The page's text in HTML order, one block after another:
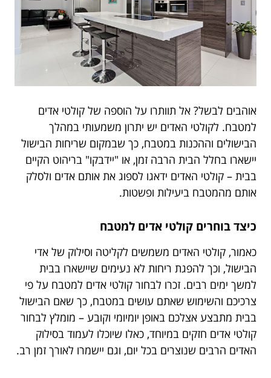
אוהבים לבשל? אל תוותרו על הוספה של קולטי אדים
למטבח. לקולטי האדים יש יתרון משמעותי במהלך
הבישולים וההכנות במטבח, כך שבמקום שריחות הבישול
יישארו בחלל הבית הרבה זמן, או "יידבקו" בריהוט הקיים
בבית – קולטי האדים ידאגו לספוג את אותם אדים ולסלק
אותם מהמטבח ביעילות ופשטות.
כיצד בוחרים קולטי אדים למטבח
כאמור, קולטי האדים משמשים לקליטה וסילוק של אדי
הבישול, וכך להפגת ריחות לא נעימים שיישארו בבית
למשך ימים רבים. זכרו לבחור קולטי אדים למטבח על פי
צרכיכם והשימוש שאתם עושים במטבח, כך שאם הבישול
בבית מתבצע אצלכם באופן יומיומי וקובע – מומלץ לבחור
קולטי אדים חזקים במיוחד, כאלו שיוכלו לעמוד בסילוק
האדים הרבים שנוצרים בכל יום, וגם יישמרו לאורך זמן רב.